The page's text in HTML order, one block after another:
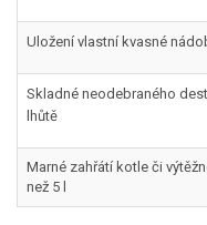
Uložení vlastní kvasné
Skladné neodebraného
lhůtě
Marné zahřátí kotle či
než 5 l